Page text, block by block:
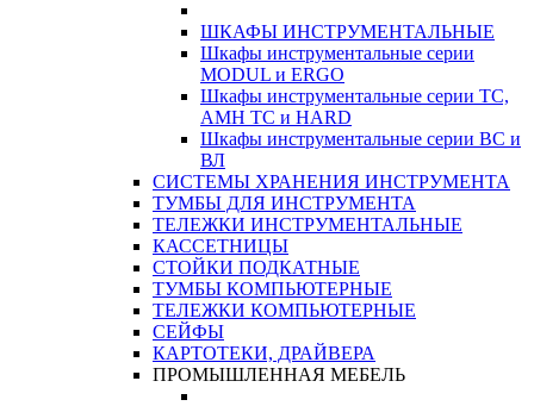
ШКАФЫ ИНСТРУМЕНТАЛЬНЫЕ
Шкафы инструментальные серии
MODUL и ERGO
Шкафы инструментальные серии ТС,
АМН ТС и HARD
Шкафы инструментальные серии ВС и
ВЛ
СИСТЕМЫ ХРАНЕНИЯ ИНСТРУМЕНТА
ТУМБЫ ДЛЯ ИНСТРУМЕНТА
ТЕЛЕЖКИ ИНСТРУМЕНТАЛЬНЫЕ
КАССЕТНИЦЫ
СТОЙКИ ПОДКАТНЫЕ
ТУМБЫ КОМПЬЮТЕРНЫЕ
ТЕЛЕЖКИ КОМПЬЮТЕРНЫЕ
СЕЙФЫ
КАРТОТЕКИ, ДРАЙВЕРА
ПРОМЫШЛЕННАЯ МЕБЕЛЬ